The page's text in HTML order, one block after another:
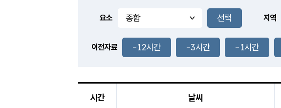
풍도
2.7m/s
-
요소 지역
이전자료 -12시간 -3시간 -1시간
시간 날씨